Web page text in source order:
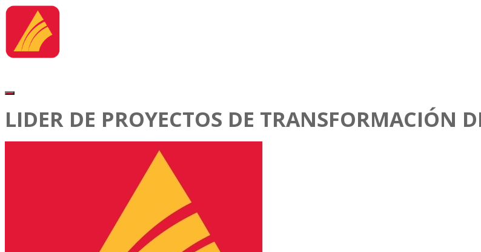
LIDER DE PROYECTOS DE TRANSFORMACIÓN